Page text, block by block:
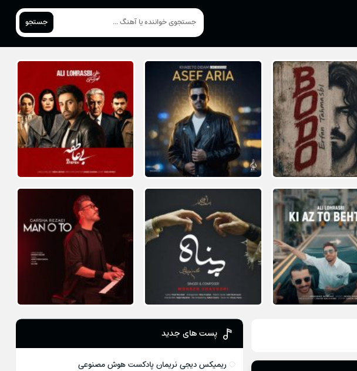
جستجو
پست های جدید
ریمیکس دیجی نریمان پادکست هوش مصنوعی